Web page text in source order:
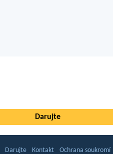
Darujte
Darujte Kontakt Ochrana soukromí